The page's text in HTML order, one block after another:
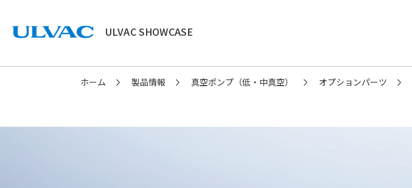
ULVAC SHOWCASE
ホーム 製品情報 真空ポンプ（低・中真空） オプションパーツ